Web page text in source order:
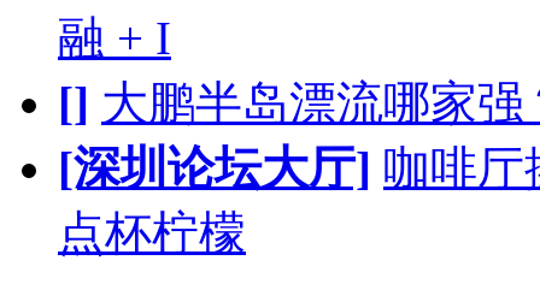
融 + I
[] 大鹏半岛漂流哪家
[深圳论坛大厅] 咖啡厅
点杯柠檬